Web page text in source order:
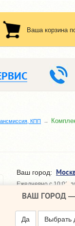
Ваша корзина
КПП
Ваш город:
ВАШ ГОРОД
Да Выбрать
ПЕРЕЗВОНИТЬ МНЕ
Ежедневно с 10:00
+7 (495) 648-